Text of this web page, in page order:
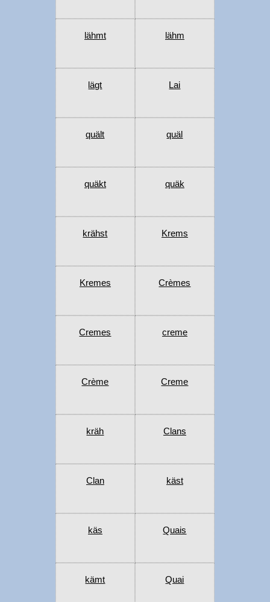
lähmt lähm
lägt Lai
quält quäl
quäkt quäk
krähst Krems
Kremes Crèmes
Cremes creme
Crème Creme
kräh Clans
Clan käst
käs Quais
kämt Quai